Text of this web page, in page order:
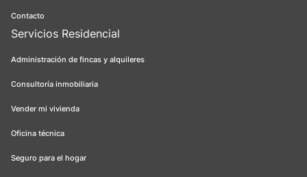
Contacto
Servicios Residencial
Administración de fincas y alquileres
Consultoría inmobiliaria
Vender mi vivienda
Oficina técnica
Seguro para el hogar